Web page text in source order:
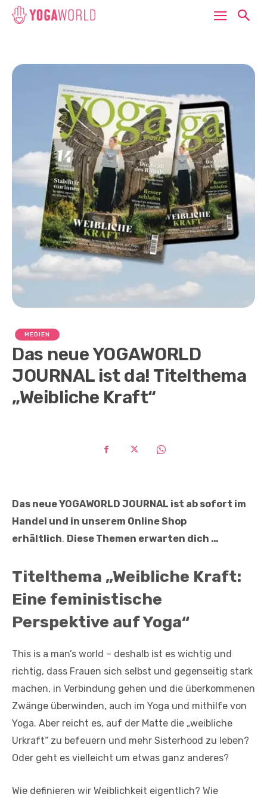
MEDIEN
Das neue YOGAWORLD
JOURNAL ist da! Titelthema
„Weibliche Kraft“
Das neue YOGAWORLD JOURNAL ist ab sofort im
Handel und in unserem Online Shop
erhältlich. Diese Themen erwarten dich …
Titelthema „Weibliche Kraft:
Eine feministische
Perspektive auf Yoga“
This is a man’s world – deshalb ist es wichtig und
richtig, dass Frauen sich selbst und gegenseitig stark
machen, in Verbindung gehen und die überkommenen
Zwänge überwinden, auch im Yoga und mithilfe von
Yoga. Aber reicht es, auf der Matte die „weibliche
Urkraft“ zu befeuern und mehr Sisterhood zu leben?
Oder geht es vielleicht um etwas ganz anderes?
Wie definieren wir Weiblichkeit eigentlich? Wie